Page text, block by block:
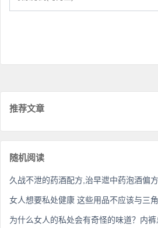
推荐文章
随机阅读
久战不泄的药酒配方,治早迣中药泡酒偏方
女人想要私处健康 这些用品不应该与三
为什么女人的私处会有奇怪的味道？内